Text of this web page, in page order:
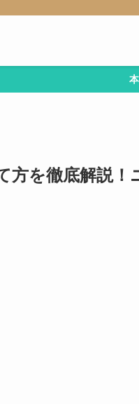
方を徹底解説